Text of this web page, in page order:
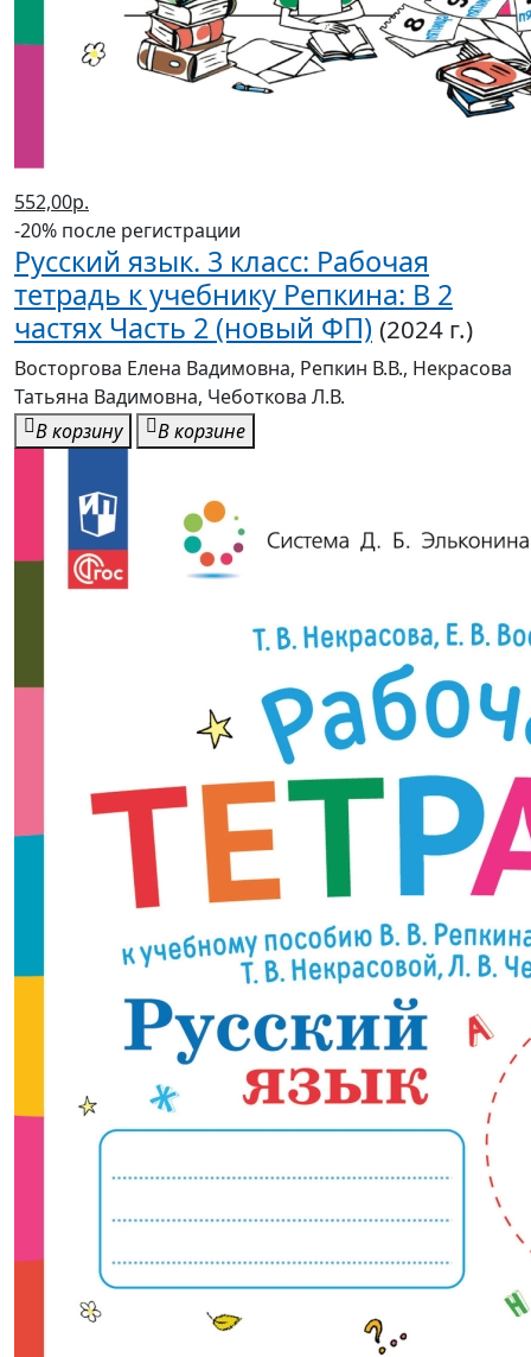
552,00р.
-20% после регистрации
Русский язык. 3 класс: Рабочая
тетрадь к учебнику Репкина: В 2
частях Часть 2 (новый ФП) (2024 г.)
Восторгова Елена Вадимовна, Репкин В.В., Некрасова
Татьяна Вадимовна, Чеботкова Л.В.
В корзину
В корзине